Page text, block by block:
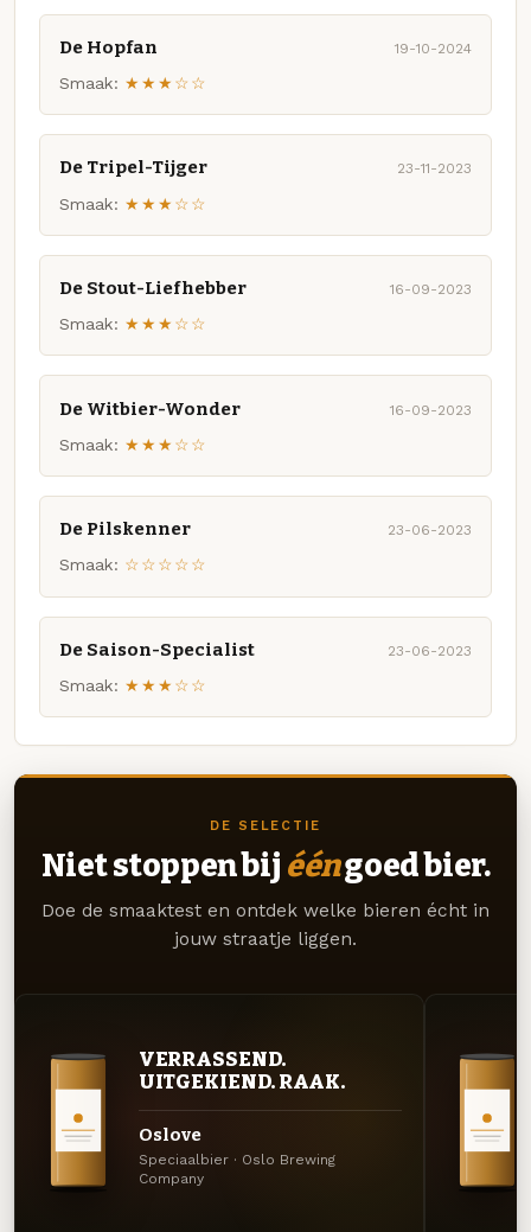
De Hopfan 19-10-2024
Smaak: ★★★☆☆
De Tripel-Tijger 23-11-2023
Smaak: ★★★☆☆
De Stout-Liefhebber 16-09-2023
Smaak: ★★★☆☆
De Witbier-Wonder 16-09-2023
Smaak: ★★★☆☆
De Pilskenner 23-06-2023
Smaak: ☆☆☆☆☆
De Saison-Specialist 23-06-2023
Smaak: ★★★☆☆
DE SELECTIE
Niet stoppen bij ééngoed bier.
Doe de smaaktest en ontdek welke bieren écht in
jouw straatje liggen.
VERRASSEND.
UITGEKIEND. RAAK.
Oslove
Speciaalbier · Oslo Brewing
Company